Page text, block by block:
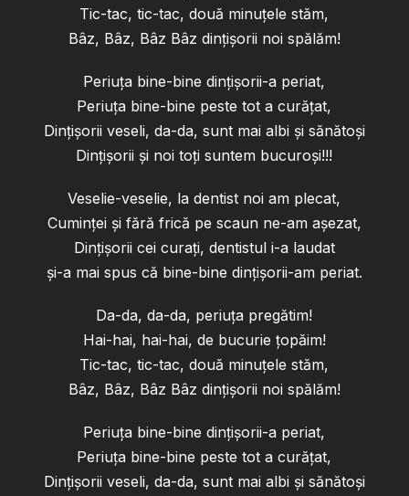
Tic-tac, tic-tac, două minuțele stăm,
Bâz, Bâz, Bâz Bâz dințișorii noi spălăm!
Periuța bine-bine dințișorii-a periat,
Periuța bine-bine peste tot a curățat,
Dințișorii veseli, da-da, sunt mai albi și sănătoși
Dințișorii și noi toți suntem bucuroși!!!
Veselie-veselie, la dentist noi am plecat,
Cuminței și fără frică pe scaun ne-am așezat,
Dințișorii cei curați, dentistul i-a laudat
și-a mai spus că bine-bine dințișorii-am periat.
Da-da, da-da, periuța pregătim!
Hai-hai, hai-hai, de bucurie țopăim!
Tic-tac, tic-tac, două minuțele stăm,
Bâz, Bâz, Bâz Bâz dințișorii noi spălăm!
Periuța bine-bine dințișorii-a periat,
Periuța bine-bine peste tot a curățat,
Dințișorii veseli, da-da, sunt mai albi și sănătoși